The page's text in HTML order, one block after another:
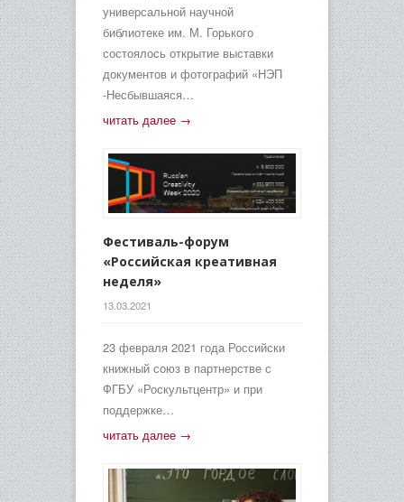
универсальной научной
библиотеке им. М. Горького
состоялось открытие выставки
документов и фотографий «НЭП
-Несбывшаяся…
читать далее →
Фестиваль-форум
«Российская креативная
неделя»
13.03.2021
23 февраля 2021 года Российски
книжный союз в партнерстве с
ФГБУ «Роскультцентр» и при
поддержке…
читать далее →